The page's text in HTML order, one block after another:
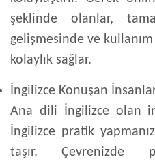
şeklinde olanlar,
gelişmesinde ve
kolaylık sağlar.
İngilizce Konuşan
Ana dili İngilizce olan
İngilizce pratik
taşır. Çevrenizde